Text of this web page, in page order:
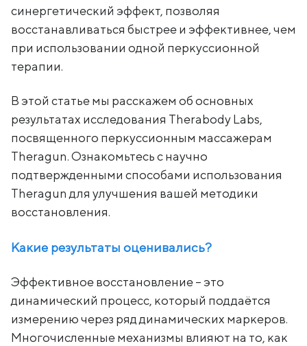
синергетический эффект, позволяя
восстанавливаться быстрее и эффективнее, чем
при использовании одной перкуссионной
терапии.
В этой статье мы расскажем об основных
результатах исследования Therabody Labs,
посвященного перкуссионным массажерам
Theragun. Ознакомьтесь с научно
подтвержденными способами использования
Theragun для улучшения вашей методики
восстановления.
Какие результаты оценивались?
Эффективное восстановление – это
динамический процесс, который поддаётся
измерению через ряд динамических маркеров.
Многочисленные механизмы влияют на то, как